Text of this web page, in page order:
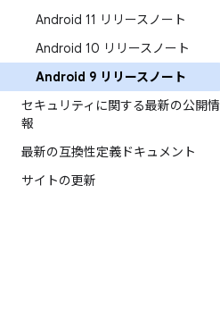
Android 11 リリースノート
Android 10 リリースノート
Android 9 リリースノート
セキュリティに関する最新の公開情
報
最新の互換性定義ドキュメント
サイトの更新